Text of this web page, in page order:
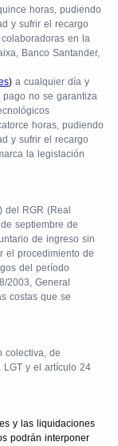
horas, pudiendo
y sufrir el recargo
en la
Banco Santander,
) a cualquier día y
no se garantiza
horas, pudiendo
y sufrir el recargo
la legislación
del RGR (Real
septiembre de
de ingreso sin
el procedimiento de
del período
2003, General
costas que se
colectiva, de
y el artículo 24
y las liquidaciones
podrán interponer